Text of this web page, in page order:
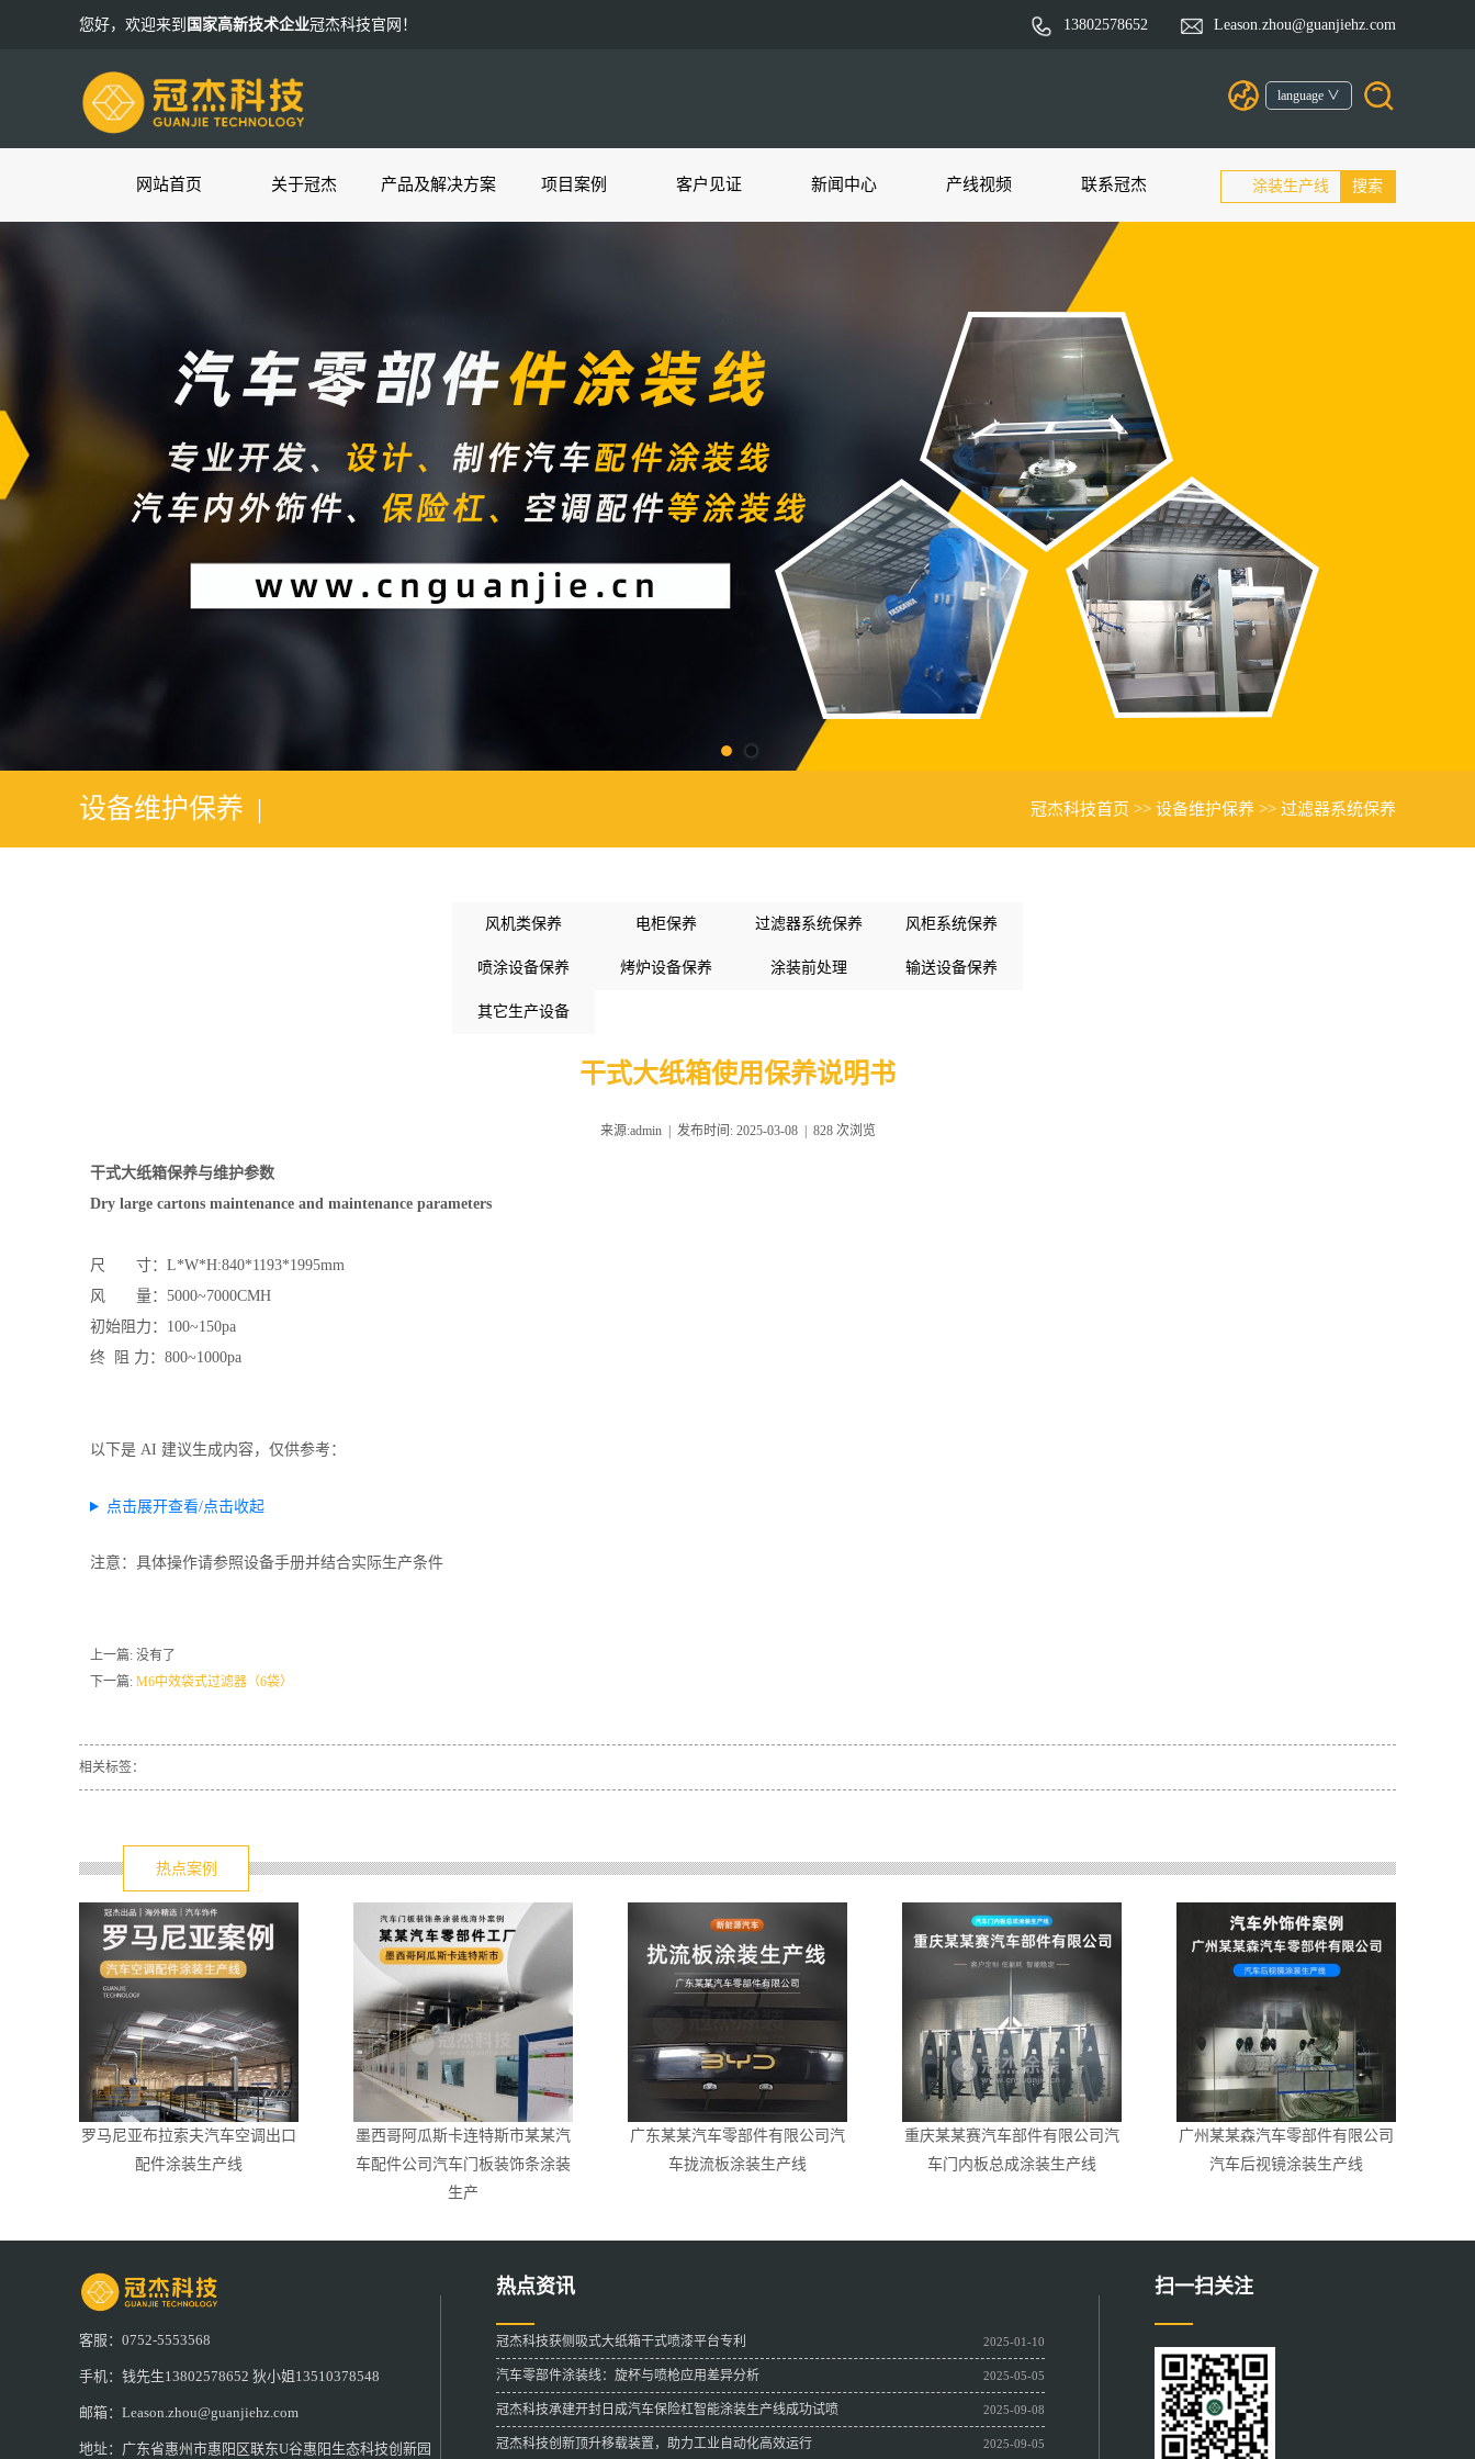
您好，欢迎来到 国家高新技术企业冠杰科技官网！ 13802578652 Leason.zhou@guanjiehz.com
language ∨
网站首页 关于冠杰 产品及解决方案 项目案例 客户见证 新闻中心 产线视频 联系冠杰
设备维护保养 | 冠杰科技首页 >> 设备维护保养 >> 过滤器系统保养
风机类保养 电柜保养 过滤器系统保养 风柜系统保养
喷涂设备保养 烤炉设备保养 涂装前处理 输送设备保养
其它生产设备
干式大纸箱使用保养说明书
来源:admin | 发布时间: 2025-03-08 | 828 次浏览
干式大纸箱保养与维护参数
Dry large cartons maintenance and maintenance parameters
尺 寸：L*W*H:840*1193*1995mm
风 量：5000~7000CMH
初始阻力：100~150pa
终 阻 力：800~1000pa
以下是 AI 建议生成内容，仅供参考：
点击展开查看/点击收起
注意：具体操作请参照设备手册并结合实际生产条件
上一篇: 没有了
下一篇: M6中效袋式过滤器（6袋）
相关标签：
热点案例
罗马尼亚布拉索夫汽车空调出口
配件涂装生产线
墨西哥阿瓜斯卡连特斯市某某汽
车配件公司汽车门板装饰条涂装
生产
广东某某汽车零部件有限公司汽
车拢流板涂装生产线
重庆某某赛汽车部件有限公司汽
车门内板总成涂装生产线
广州某某森汽车零部件有限公司
汽车后视镜涂装生产线
客服：0752-5553568
手机：钱先生13802578652 狄小姐13510378548
邮箱：Leason.zhou@guanjiehz.com
地址：广东省惠州市惠阳区联东U谷惠阳生态科技创新园
热点资讯
2025-01-10
冠杰科技获侧吸式大纸箱干式喷漆平台专利
2025-05-05
汽车零部件涂装线：旋杯与喷枪应用差异分析
2025-09-08
冠杰科技承建开封日成汽车保险杠智能涂装生产线成功试喷
2025-09-05
冠杰科技创新顶升移载装置，助力工业自动化高效运行
扫一扫关注